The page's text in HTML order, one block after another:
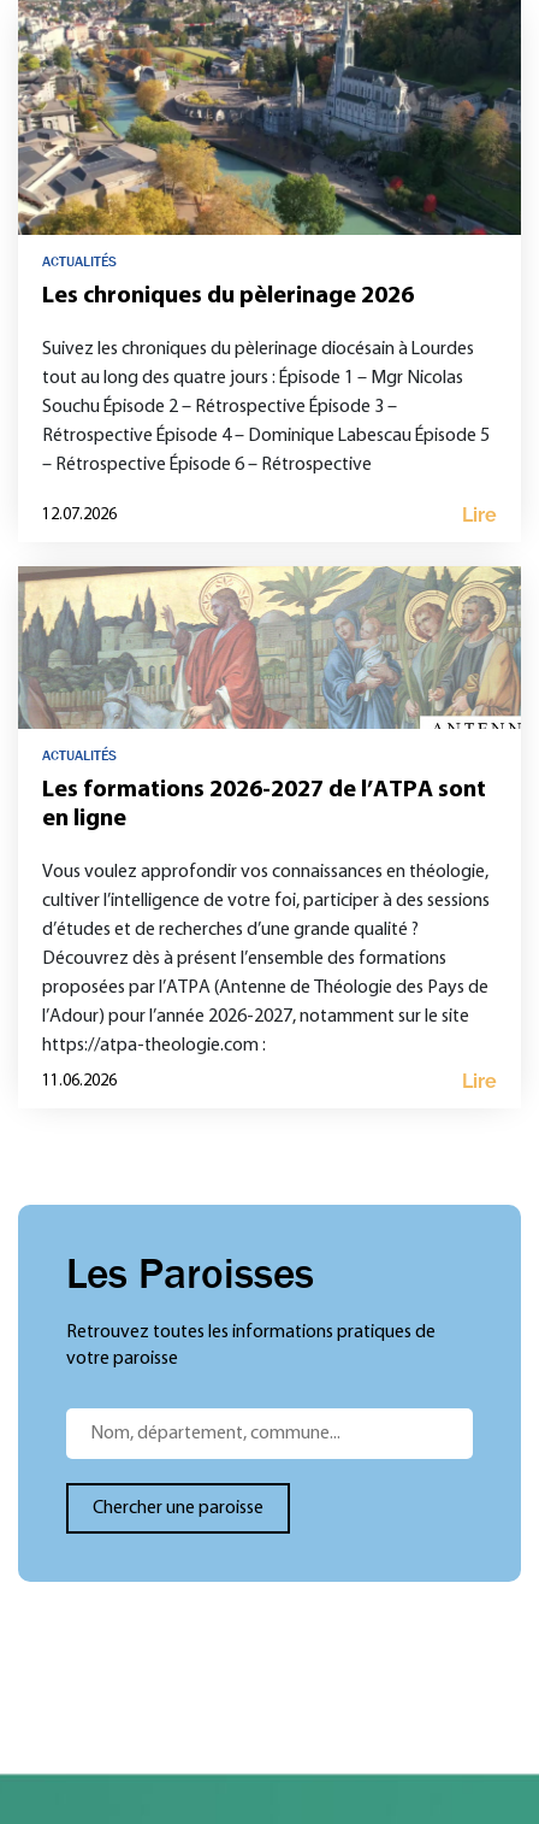
ACTUALITÉS
Les chroniques du pèlerinage 2026
Suivez les chroniques du pèlerinage diocésain à Lourdes
tout au long des quatre jours : Épisode 1 – Mgr Nicolas
Souchu Épisode 2 – Rétrospective Épisode 3 –
Rétrospective Épisode 4 – Dominique Labescau Épisode 5
– Rétrospective Épisode 6 – Rétrospective
12.07.2026 Lire
ACTUALITÉS
Les formations 2026-2027 de l’ATPA sont
en ligne
Vous voulez approfondir vos connaissances en théologie,
cultiver l’intelligence de votre foi, participer à des sessions
d’études et de recherches d’une grande qualité ?
Découvrez dès à présent l’ensemble des formations
proposées par l’ATPA (Antenne de Théologie des Pays de
l’Adour) pour l’année 2026-2027, notamment sur le site
https://atpa-theologie.com :
11.06.2026 Lire
Les Paroisses
Retrouvez toutes les informations pratiques de
votre paroisse